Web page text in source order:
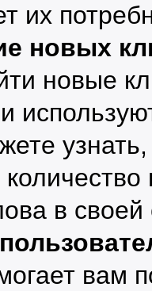
их
новых
новые
в своей
вам